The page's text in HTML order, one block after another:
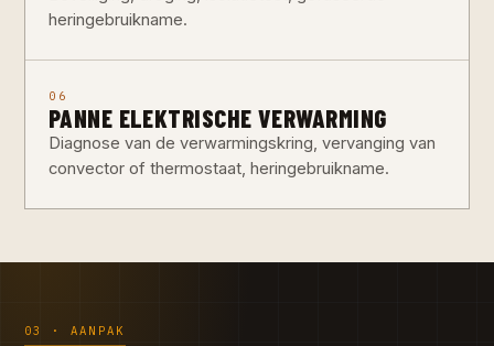
heringebruikname.
06
PANNE ELEKTRISCHE VERWARMING
Diagnose van de verwarmingskring, vervanging van
convector of thermostaat, heringebruikname.
03 · AANPAK